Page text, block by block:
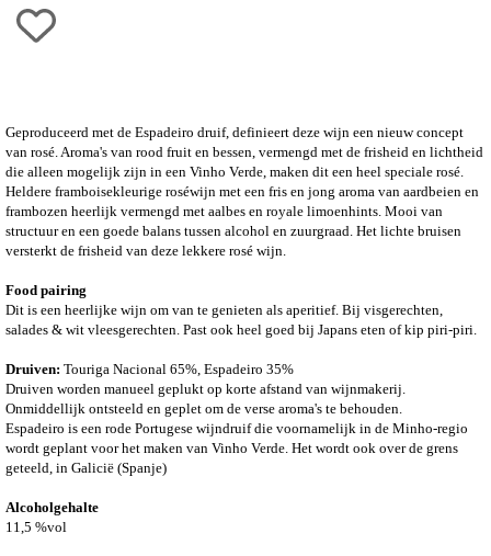
Geproduceerd met de Espadeiro druif, definieert deze wijn een nieuw concept
van rosé. Aroma's van rood fruit en bessen, vermengd met de frisheid en lichtheid
die alleen mogelijk zijn in een Vinho Verde, maken dit een heel speciale rosé.
Heldere framboisekleurige roséwijn met een fris en jong aroma van aardbeien en
frambozen heerlijk vermengd met aalbes en royale limoenhints. Mooi van
structuur en een goede balans tussen alcohol en zuurgraad. Het lichte bruisen
versterkt de frisheid van deze lekkere rosé wijn.
Food pairing
Dit is een heerlijke wijn om van te genieten als aperitief. Bij visgerechten,
salades & wit vleesgerechten. Past ook heel goed bij Japans eten of kip piri-piri.
Druiven: Touriga Nacional 65%, Espadeiro 35%
Druiven worden manueel geplukt op korte afstand van wijnmakerij.
Onmiddellijk ontsteeld en geplet om de verse aroma's te behouden.
Espadeiro is een rode Portugese wijndruif die voornamelijk in de Minho-regio
wordt geplant voor het maken van Vinho Verde. Het wordt ook over de grens
geteeld, in Galicië (Spanje)
Alcoholgehalte
11,5 %vol